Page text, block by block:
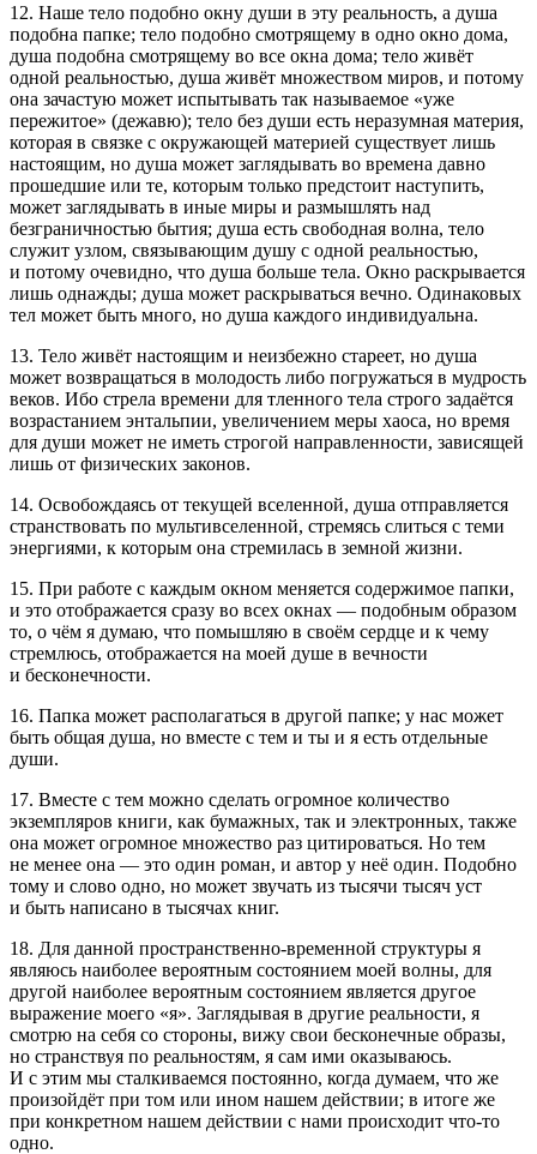
12. Наше тело подобно окну души в эту реальность, а душа
подобна папке; тело подобно смотрящему в одно окно дома,
душа подобна смотрящему во все окна дома; тело живёт
одной реальностью, душа живёт множеством миров, и потому
она зачастую может испытывать так называемое «уже
пережитое» (дежавю); тело без души есть неразумная материя,
которая в связке с окружающей материей существует лишь
настоящим, но душа может заглядывать во времена давно
прошедшие или те, которым только предстоит наступить,
может заглядывать в иные миры и размышлять над
безграничностью бытия; душа есть свободная волна, тело
служит узлом, связывающим душу с одной реальностью,
и потому очевидно, что душа больше тела. Окно раскрывается
лишь однажды; душа может раскрываться вечно. Одинаковых
тел может быть много, но душа каждого индивидуальна.
13. Тело живёт настоящим и неизбежно стареет, но душа
может возвращаться в молодость либо погружаться в мудрость
веков. Ибо стрела времени для тленного тела строго задаётся
возрастанием энтальпии, увеличением меры хаоса, но время
для души может не иметь строгой направленности, зависящей
лишь от физических законов.
14. Освобождаясь от текущей вселенной, душа отправляется
странствовать по мультивселенной, стремясь слиться с теми
энергиями, к которым она стремилась в земной жизни.
15. При работе с каждым окном меняется содержимое папки,
и это отображается сразу во всех окнах — подобным образом
то, о чём я думаю, что помышляю в своём сердце и к чему
стремлюсь, отображается на моей душе в вечности
и бесконечности.
16. Папка может располагаться в другой папке; у нас может
быть общая душа, но вместе с тем и ты и я есть отдельные
души.
17. Вместе с тем можно сделать огромное количество
экземпляров книги, как бумажных, так и электронных, также
она может огромное множество раз цитироваться. Но тем
не менее она — это один роман, и автор у неё один. Подобно
тому и слово одно, но может звучать из тысячи тысяч уст
и быть написано в тысячах книг.
18. Для данной пространственно-временной структуры я
являюсь наиболее вероятным состоянием моей волны, для
другой наиболее вероятным состоянием является другое
выражение моего «я». Заглядывая в другие реальности, я
смотрю на себя со стороны, вижу свои бесконечные образы,
но странствуя по реальностям, я сам ими оказываюсь.
И с этим мы сталкиваемся постоянно, когда думаем, что же
произойдёт при том или ином нашем действии; в итоге же
при конкретном нашем действии с нами происходит что-то
одно.